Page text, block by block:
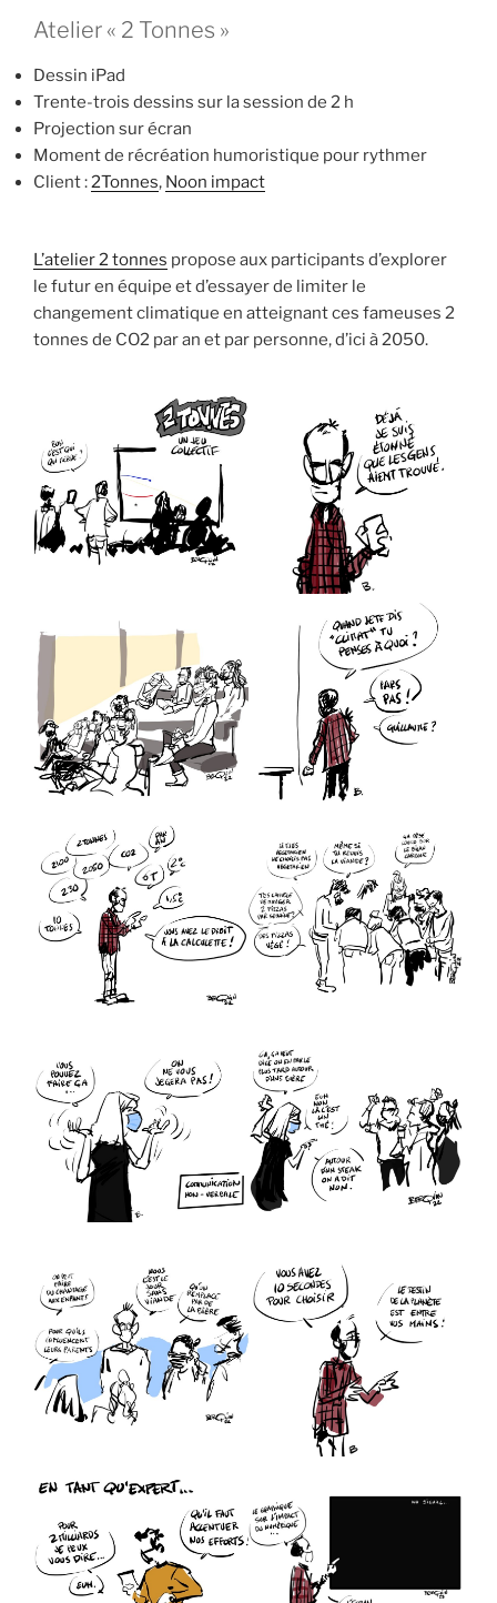
Atelier « 2 Tonnes »
Dessin iPad
Trente-trois dessins sur la session de 2 h
Projection sur écran
Moment de récréation humoristique pour rythmer
Client : 2Tonnes, Noon impact
L’atelier 2 tonnes propose aux participants d’explorer
le futur en équipe et d’essayer de limiter le
changement climatique en atteignant ces fameuses 2
tonnes de CO2 par an et par personne, d’ici à 2050.